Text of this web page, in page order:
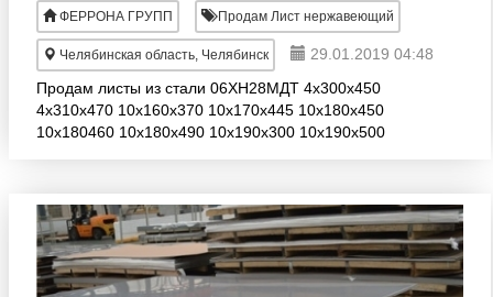
ФЕРРОНА ГРУПП Продам Лист нержавеющий
Челябинская область, Челябинск
29.01.2019 04:48
Продам листы из стали 06ХН28МДТ 4х300х450
4х310х470 10х160х370 10х170х445 10х180х450
10х180460 10х180х490 10х190х300 10х190х500